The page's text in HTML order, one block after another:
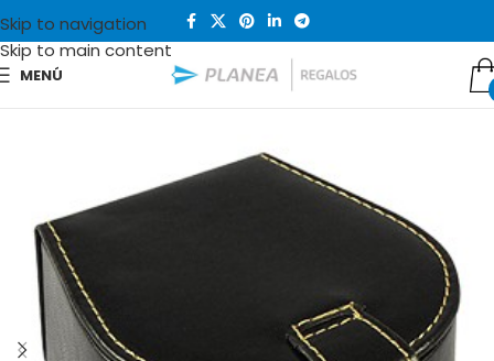
Skip to navigation
Skip to main content
MENÚ